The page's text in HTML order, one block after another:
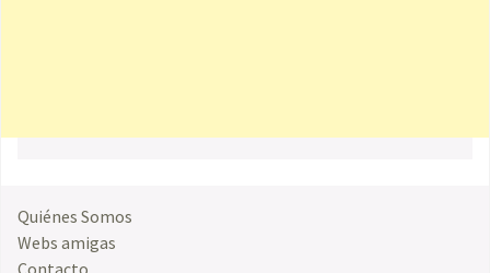
Quiénes Somos
Webs amigas
Contacto